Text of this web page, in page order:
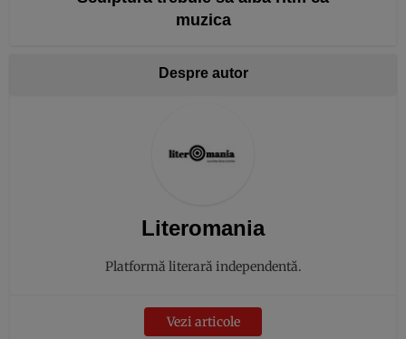
muzica
Despre autor
Literomania
Platformă literară independentă.
Vezi articole